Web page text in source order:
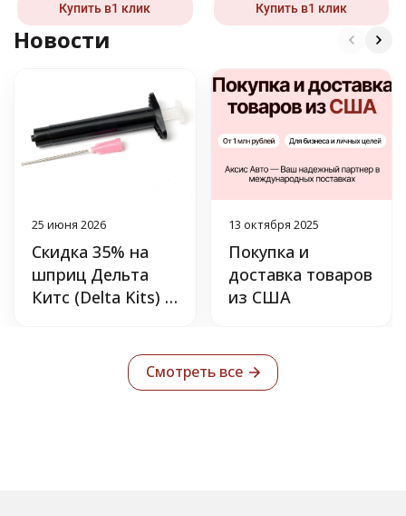
Купить в1 клик Купить в1 клик
Новости
25 июня 2026
Скидка 35% на
шприц Дельта
Китс (Delta Kits) с
13 октября 2025
Покупка и
доставка товаров
из США
Смотреть все